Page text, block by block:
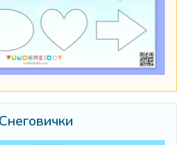
Снеговички